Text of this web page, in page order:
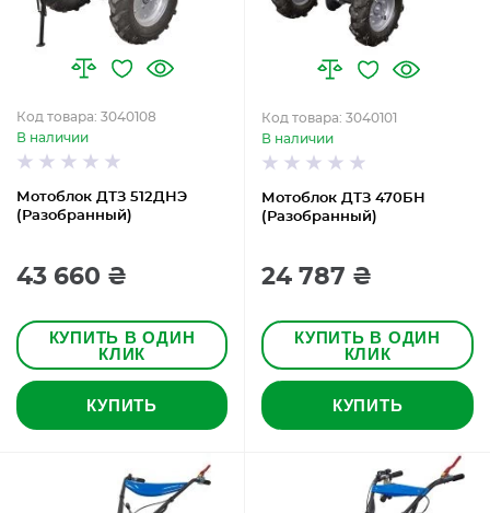
Мотоблок ДТЗ 512ДНЭ
(Разобранный)
Код товара: 3040108
В наличии
43 660 ₴
КУПИТЬ В ОДИН
КЛИК
КУПИТЬ
Мотоблок ДТЗ 470БН
(Разобранный)
Код товара: 3040101
В наличии
24 787 ₴
КУПИТЬ В ОДИН
КЛИК
КУПИТЬ